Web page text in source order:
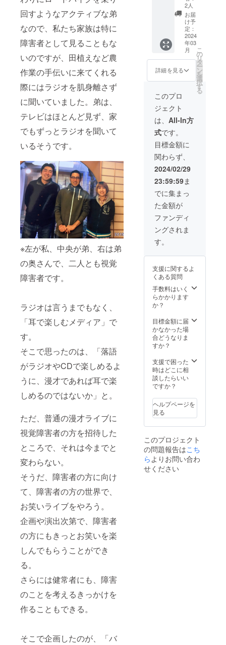
回すようなアクティブな弟
なので、私たち家族は特に
障害者として見ることもな
いのですが、田植えなど農
作業の手伝いに来てくれる
際にはラジオを肌身離さず
に聞いていました。弟は、
テレビはほとんど見ず、家
でもずっとラジオを聞いて
いるそうです。
※左が私、中央が弟、右は弟
の奥さんで、二人とも視覚
障害者です。
ラジオは言うまでもなく、
「耳で楽しむメディア」で
す。
そこで思ったのは、「落語
がラジオやCDで楽しめるよ
うに、漫才であれば耳で楽
しめるのではないか」と。
ただ、普通の漫才ライブに
視覚障害者の方を招待した
ところで、それは今までと
変わらない。
そうだ、障害者の方に向け
て、障害者の方の世界で、
お笑いライブをやろう。
企画や演出次第で、障害者
の方にもきっとお笑いを楽
しんでもらうことができ
る。
さらには健常者にも、障害
のことを考えるきっかけを
作ることもできる。
そこで企画したのが、「バ
だき、
必要に
なった
際に再
度ご連
絡いた
だけれ
タイミ
ングで
たしま
（2024
年9月ま
せてい
ただき
ます）
※別住所
や別の
方にお
届けを
ご希望
の場合
はその
詳細を
備考欄
にご記
※原材料
及び添
加物等
の食品
表示は
お届け
に表記
されま
す。 商
必ずお
届けの
リター
ンに貼
たラベ
意書き
をご確
認くだ
さい。
※ご支援
金とは
別に以
①「ご
協力
費」ご
支援額
の12％
＋消費
税 …ご
支援を
全額支
いただ
くため
のご協
力費で
す
②「サ
イトシ
ステム
手数
料」…
ご支援
額1万円
未満：
税込250
円／ご
支援額1
万円以
上：
（企業
名、ハ
ンドル
ネーム
可） ※
公序良
俗に反
する企
業、団
体、個
人のお
申込み
はお断
りさせ
ていた
だきま
す。 ※
ご支援
金とは
別に以
下の手
数料を
ご負担
願いま
す。
①「ご
協力
費」ご
支援額
税 …ご
全額支
援金に
させて
いただ
くため
力費で
す
②「サ
イトシ
手数
料」…
ご支援
額1万円
税込250
円／ご
支援額1
万円以
2.27％
+消費税
出演者
の寄せ
書きサ
イン色
紙をご
提供 ③
終演後
に出演
者と記
念写真
また、
チケッ
トをご
希望の
方はご
相談く
ださ
い。
（チ
ケット
代別）
※備考欄
にスポ
ンサー
名をご
記入く
ださ
い。
（企業
ネーム
公序良
俗に反
する企
業、団
体、個
申込み
はお断
りさせ
ていた
す。 ※
ご支援
金とは
別に以
数料を
ご負担
願いま
す。
協力
費」ご
支援額
の12％
＋消費
楽しむ
漫才ラ
イブ』
のゴー
ルドス
ポン
サー
（協賛
者）に
なって
いただ
けま
す。
①SNS
や会場
でお名
前を大
きくご
紹介 ②
出演者
の寄せ
書きサ
イン色
紙をご
提供 ③
終演後
に出演
者と記
念写真
トをご
方はご
相談く
ださ
い。
（チ
代別）
※備考欄
にスポ
ンサー
記入く
ださ
い。
（企業
ンドル
ネーム
可） ※
公序良
する企
業、団
体、個
人のお
申込み
2人
お届
け予
定：
2024
年03
月
詳細を見る
こ
の
リ
タ
ー
ン
を
選
択
す
る
このプロ
ジェクト
は、 All-In方
式です。
目標金額に
関わらず、
2024/02/29
23:59:59ま
でに集まっ
た金額が
ファンディ
ングされま
す。
支援に関するよ
くある質問
手数料はいく
らかかります
か？
目標金額に届
かなかった場
合どうなりま
すか？
支援で困った
時はどこに相
談したらいい
ですか？
ヘルプページを
見る
このプロジェクト
の問題報告はこち
ら よりお問い合わ
せください